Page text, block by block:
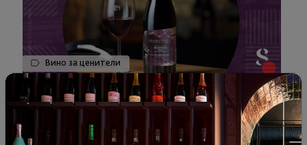
Вино за ценители
Модерен прочит на сорта Мавруд от Едоардо
Миролио
22.04.2022 2 минути